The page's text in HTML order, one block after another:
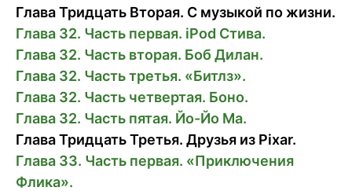
Глава Тридцать Вторая. С музыкой по жизни.
Глава 32. Часть первая. iPod Стива.
Глава 32. Часть вторая. Боб Дилан.
Глава 32. Часть третья. «Битлз».
Глава 32. Часть четвертая. Боно.
Глава 32. Часть пятая. Йо-Йо Ма.
Глава Тридцать Третья. Друзья из Pixar.
Глава 33. Часть первая. «Приключения
Флика».